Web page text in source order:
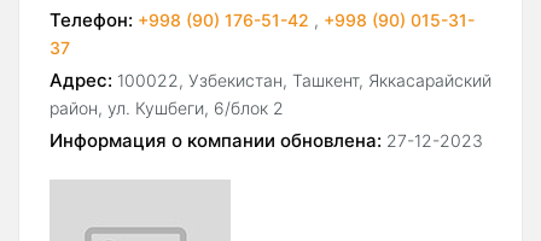
Телефон: +998 (90) 176-51-42 , +998 (90) 015-31-
37
Адрес: 100022, Узбекистан, Ташкент, Яккасарайский
район, ул. Кушбеги, 6/блок 2
Информация о компании обновлена: 27-12-2023